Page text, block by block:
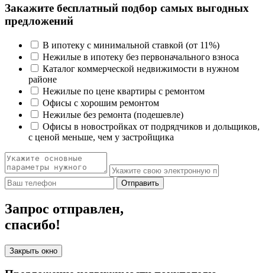
Закажите бесплатный подбор самых выгодных
предложений
В ипотеку с минимальной ставкой (от 11%)
Нежилые в ипотеку без первоначального взноса
Каталог коммерческой недвижимости в нужном
районе
Нежилые по цене квартиры с ремонтом
Офисы с хорошим ремонтом
Нежилые без ремонта (подешевле)
Офисы в новостройках от подрядчиков и дольщиков,
с ценой меньше, чем у застройщика
Отправить
Запрос отправлен,
спасибо!
Закрыть окно